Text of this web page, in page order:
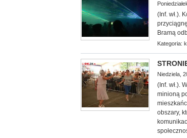
(Inf. wł.).
Bramą
Kategoria:
Niedziela,
(Inf. wł.).
minioną
obszary,